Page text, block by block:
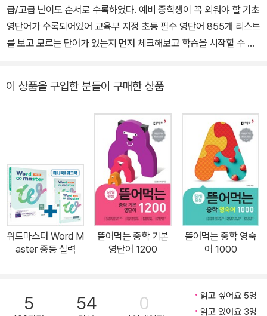
급/고급 난이도 순서로 수록하였다. 예비 중학생이 꼭 외워야 할 기초
영단어가 수록되어있어 교육부 지정 초등 필수 영단어 855개 리스트
를 보고 모르는 단어가 있는지 먼저 체크해보고 학습을 시작할 수 있
ptutor.co.kr에서 MP3를 다운받을 수 있다.)
이 상품을 구입한 분들이 구매한 상품
워드마스터 Word M
aster 중등 실력
뜯어먹는 중학 기본
영단어 1200
뜯어먹는 중학 영숙
어 1000
5 54 0
읽고 싶어요 5명
읽고 있어요 3명